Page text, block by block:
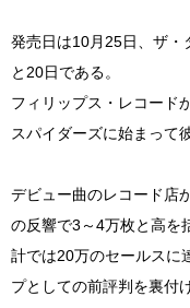
発売日は10月25日、ザ・
と20日である。
フィリップス・レコード
スパイダーズに始まって
デビュー曲のレコード店
の反響で3～4万枚と高を
計では20万のセールスに
プとしての前評判を裏付